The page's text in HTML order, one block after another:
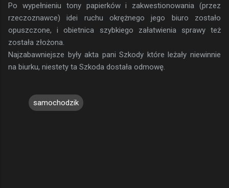
Po wypełnieniu tony papierków i zakwestionowania (przez
rzeczoznawce) idei ruchu okrężnego jego biuro zostało
opuszczone, i obietnica szybkiego załatwienia sprawy też
została złożona.
Najzabawniejsze były akta pani Szkody które leżały niewinnie
na biurku, niestety ta Szkoda dostała odmowę.
samochodzik